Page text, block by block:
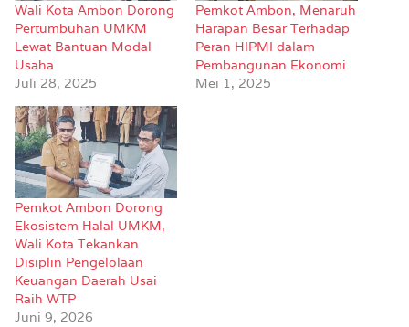
Wali Kota Ambon Dorong
Pertumbuhan UMKM
Lewat Bantuan Modal
Usaha
Juli 28, 2025
Pemkot Ambon, Menaruh
Harapan Besar Terhadap
Peran HIPMI dalam
Pembangunan Ekonomi
Mei 1, 2025
Pemkot Ambon Dorong
Ekosistem Halal UMKM,
Wali Kota Tekankan
Disiplin Pengelolaan
Keuangan Daerah Usai
Raih WTP
Juni 9, 2026